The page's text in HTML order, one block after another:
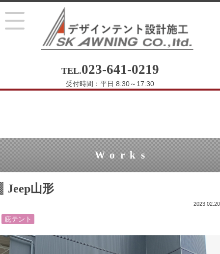
TEL.023-641-0219
受付時間：平日 8:30～17:30
Works
Jeep山形
2023.02.20
庇テント